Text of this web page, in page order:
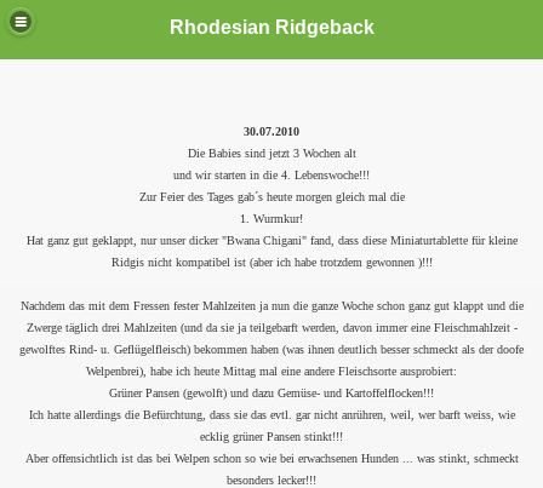
Rhodesian Ridgeback
30.07.2010
Die Babies sind jetzt 3 Wochen alt
und wir starten in die 4. Lebenswoche!!!
Zur Feier des Tages gab´s heute morgen gleich mal die
1. Wurmkur!
Hat ganz gut geklappt, nur unser dicker "Bwana Chigani" fand, dass diese Miniaturtablette für kleine
Ridgis nicht kompatibel ist (aber ich habe trotzdem gewonnen )!!!
Nachdem das mit dem Fressen fester Mahlzeiten ja nun die ganze Woche schon ganz gut klappt und die
Zwerge täglich drei Mahlzeiten (und da sie ja teilgebarft werden, davon immer eine Fleischmahlzeit -
gewolftes Rind- u. Geflügelfleisch) bekommen haben (was ihnen deutlich besser schmeckt als der doofe
Welpenbrei), habe ich heute Mittag mal eine andere Fleischsorte ausprobiert:
Grüner Pansen (gewolft) und dazu Gemüse- und Kartoffelflocken!!!
Ich hatte allerdings die Befürchtung, dass sie das evtl. gar nicht anrühren, weil, wer barft weiss, wie
ecklig grüner Pansen stinkt!!!
Aber offensichtlich ist das bei Welpen schon so wie bei erwachsenen Hunden ... was stinkt, schmeckt
besonders lecker!!!